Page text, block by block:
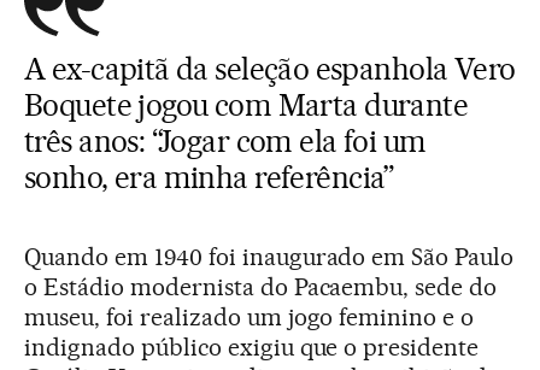
A ex-capitã da seleção espanhola Vero
Boquete jogou com Marta durante
três anos: “Jogar com ela foi um
sonho, era minha referência”
Quando em 1940 foi inaugurado em São Paulo
o Estádio modernista do Pacaembu, sede do
museu, foi realizado um jogo feminino e o
indignado público exigiu que o presidente